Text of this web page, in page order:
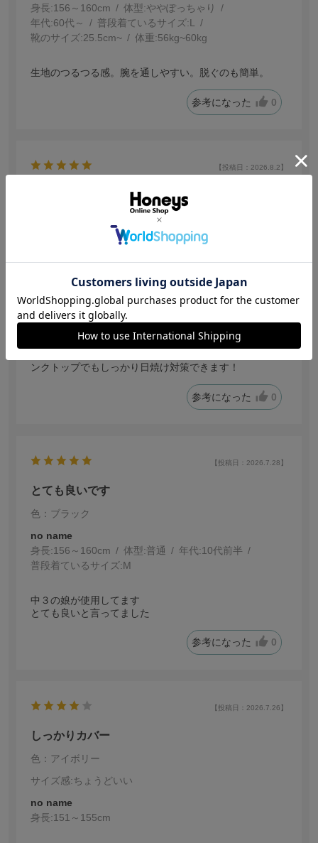
身長:156～160cm 体型:ぽっちゃり
年代:60代～ 普段着ているサイズ:L
靴のサイズ:25.5cm~ 体重:56kg~60kg
生地のつるつる感。腕を通しやすい。脱ぐのも簡単。
参考になった 0
【投稿日：2026.8.2】
:ちょうどいい
りんりん
156～160cm 体型:細身 年代:20代前半
靴のサイズ:
24.0cm
体重:40kg~45kg
接触冷感なのでつけるとひんやりしてて気持ちがいいで
ンクトップでもしっかり日焼け対策できます！
参考になった 0
【投稿日：2026.7.28】
とても良いです
色：ブラック
no name
身長:156～160cm 体型:普通 年代:10代前半
普段着ているサイズ:M
中３の娘が使用してます
とても良いと言ってました
参考になった 0
【投稿日：2026.7.26】
しっかりカバー
色：アイボリー
サイズ感:ちょうどいい
no name
身長:151～155cm